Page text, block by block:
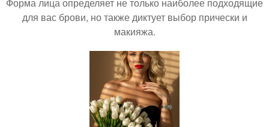
для вас брови, но также диктует выбор прически и
макияжа.